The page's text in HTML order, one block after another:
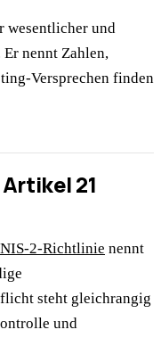
wesentlicher und
nennt Zahlen,
Versprechen finden
21
NIS-2-Richtlinie nennt
steht gleichrangig
und